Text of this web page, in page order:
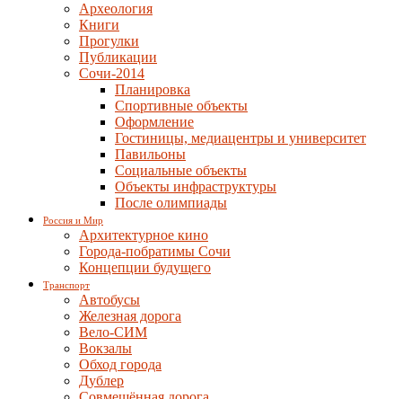
Археология
Книги
Прогулки
Публикации
Сочи-2014
Планировка
Спортивные объекты
Оформление
Гостиницы, медиацентры и университет
Павильоны
Социальные объекты
Объекты инфраструктуры
После олимпиады
Россия и Мир
Архитектурное кино
Города-побратимы Сочи
Концепции будущего
Транспорт
Автобусы
Железная дорога
Вело-СИМ
Вокзалы
Обход города
Дублер